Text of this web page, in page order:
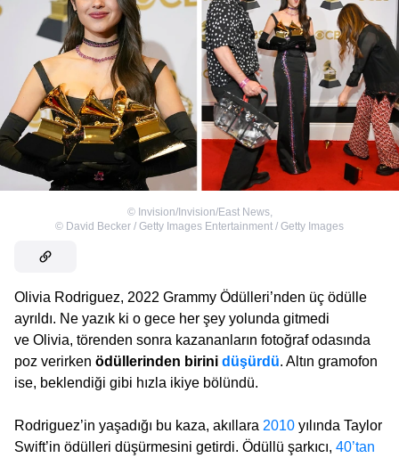
© Invision/Invision/East News,
© David Becker / Getty Images Entertainment / Getty Images
Olivia Rodriguez, 2022 Grammy Ödülleri’nden üç ödülle
ayrıldı. Ne yazık ki o gece her şey yolunda gitmedi
ve Olivia, törenden sonra kazananların fotoğraf odasında
poz verirken ödüllerinden birini düşürdü. Altın gramofon
ise, beklendiği gibi hızla ikiye bölündü.
Rodriguez’in yaşadığı bu kaza, akıllara 2010 yılında Taylor
Swift’in ödülleri düşürmesini getirdi. Ödüllü şarkıcı, 40’tan